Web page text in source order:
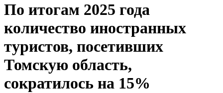
По итогам 2025 года
количество иностранных
туристов, посетивших
Томскую область,
сократилось на 15%